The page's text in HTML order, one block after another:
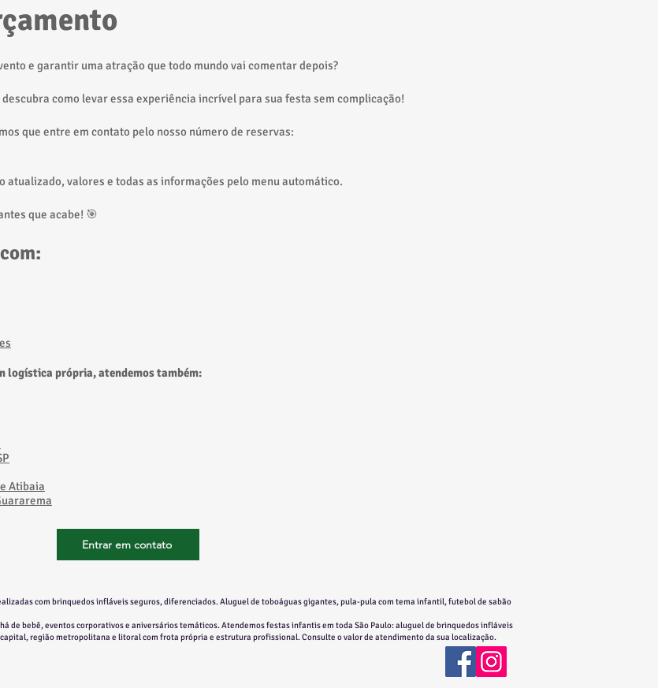
e garantir uma atração que todo mundo vai comentar depois?
como levar essa experiência incrível para sua festa sem complicação!
que entre em contato pelo nosso número de reservas:
atualizado, valores e todas as informações pelo menu automático.
que acabe! 🎯
logística própria, atendemos também:
Atibaia​
Entrar em contato
com brinquedos infláveis seguros, diferenciados. Aluguel de toboáguas gigantes, pula-pula com tema infantil, futebol de sabão
de bebê, eventos corporativos e aniversários temáticos. Atendemos festas infantis em toda São Paulo: aluguel de brinquedos infláveis
capital, região metropolitana e litoral com frota própria e estrutura profissional. Consulte o valor de atendimento da sua localização.